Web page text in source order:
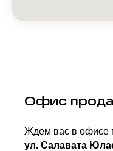
Офис
Ждем вас в офисе
ул. Салавата